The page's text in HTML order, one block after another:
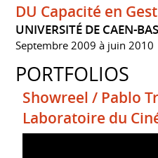
DU Capacité en
UNIVERSITÉ DE CAEN-
Septembre 2009 à juin 2010
PORTFOLIOS
Showreel / Pablo
Laboratoire du